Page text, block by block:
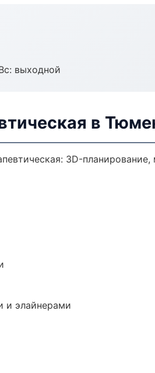
выходной
в
3D-
и элайнерами